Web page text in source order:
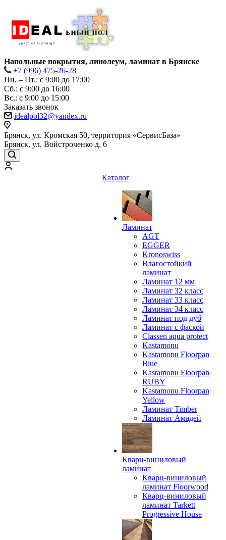
Напольные покрытия, линолеум, ламинат в Брянске
+7 (996) 475-26-28
Пн. – Пт.: с 9:00 до 17:00
Сб.: с 9:00 до 16:00
Bc.: с 9:00 до 15:00
Заказать звонок
idealpol32@yandex.ru
Брянск, ул. Кромская 50, территория «СервисБаза»
Брянск, ул. Войстроченко д. 6
Каталог
Ламинат
AGT
EGGER
Kronoswiss
Влагостойкий
ламинат
Ламинат 12 мм
Ламинат 32 класс
Ламинат 33 класс
Ламинат 34 класс
Ламинат под дуб
Ламинат с фаской
Classen aqua protect
Kastamonu
Kastamonu Floorpan
Blue
Kastamonu Floorpan
RUBY
Kastamonu Floorpan
Yellow
Ламинат Timber
Ламинат Амадей
Кварц-виниловый
ламинат
Кварц-виниловый
ламинат Floorwood
Кварц-виниловый
ламинат Tarkett
Progressive House